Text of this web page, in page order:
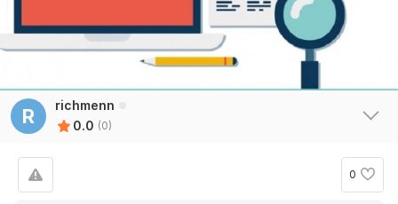
R
richmenn
0.0 (0)
0